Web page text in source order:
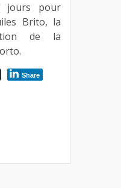
jours pour
Brito, la
de la
Share